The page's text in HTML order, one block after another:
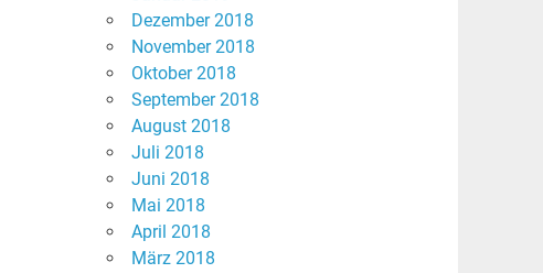
Dezember 2018
November 2018
Oktober 2018
September 2018
August 2018
Juli 2018
Juni 2018
Mai 2018
April 2018
März 2018